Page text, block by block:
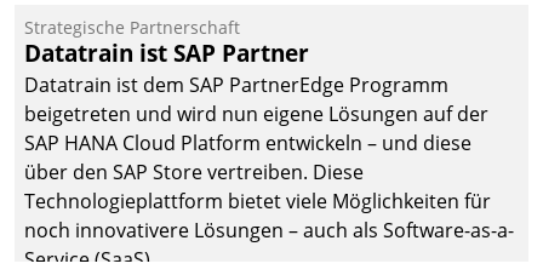
Strategische Partnerschaft
Datatrain ist SAP Partner
Datatrain ist dem SAP PartnerEdge Programm
beigetreten und wird nun eigene Lösungen auf der
SAP HANA Cloud Platform entwickeln – und diese
über den SAP Store vertreiben. Diese
Technologieplattform bietet viele Möglichkeiten für
noch innovativere Lösungen – auch als Software-as-a-
Service (SaaS).